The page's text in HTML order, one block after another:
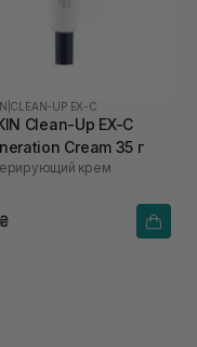
CLEAN-UP EX-C
Clean-Up EX-C
Cream 35 г
крем